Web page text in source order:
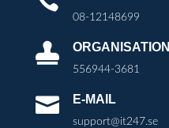
08-12148699
 ORGANISATION
556944-3681
 E-MAIL
support@it247.se